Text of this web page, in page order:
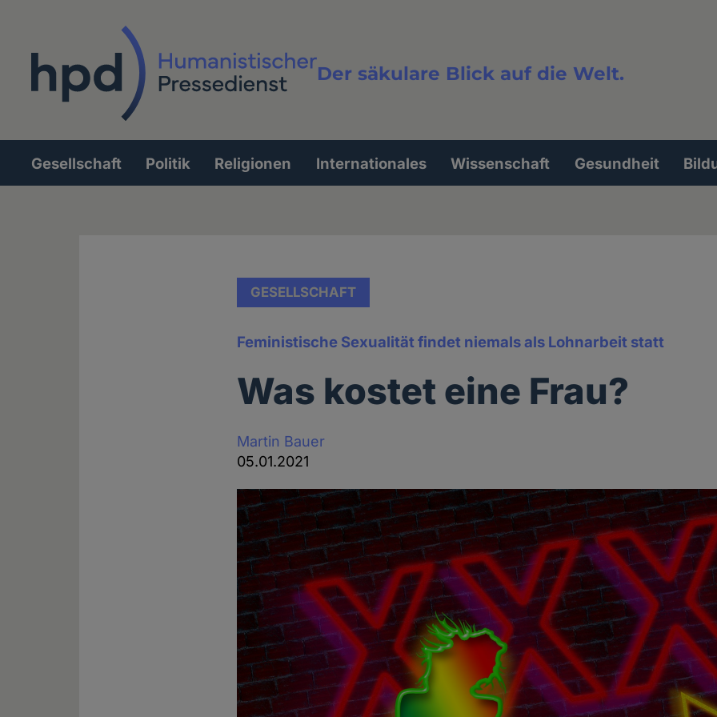
Der säkulare Blick auf die Welt.
Volltextsuche
Hauptnavigation
Gesellschaft Politik Religionen Internationales Wissenschaft Gesundheit
GESELLSCHAFT
Feministische Sexualität findet niemals als Lohnarbeit statt
Was kostet eine Frau?
Martin Bauer
05.01.2021